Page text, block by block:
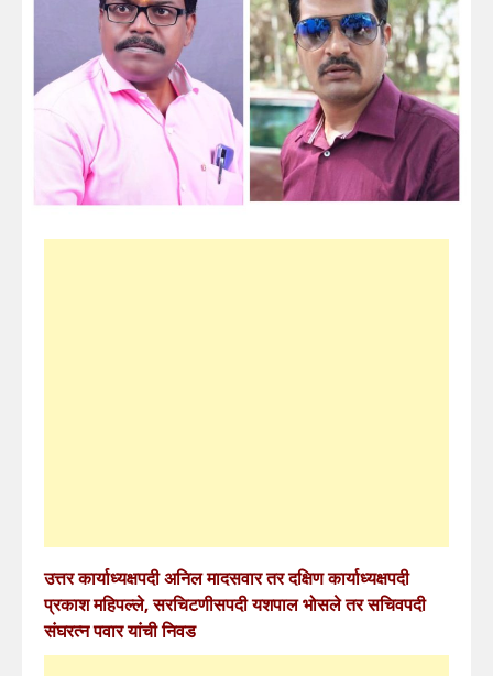
उत्तर कार्याध्यक्षपदी अनिल मादसवार तर दक्षिण कार्याध्यक्षपदी
प्रकाश महिपल्ले, सरचिटणीसपदी यशपाल भोसले तर सचिवपदी
संघरत्न पवार यांची निवड